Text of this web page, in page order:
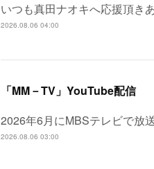
いつも真田ナオキへ応援頂き
2026.08.06 04:00
「MM－TV」YouTube配信
2026年6月にMBSテレビで放
2026.08.06 03:00